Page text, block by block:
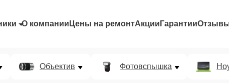
О компании Цены на ремонтАкции Гарантии
Объектив Фотовспышка